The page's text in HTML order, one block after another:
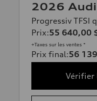
2026 Audi
Progressiv TFSI
Prix:55 640,00
+Taxes sur les ventes *
Prix final:56
Vérifier